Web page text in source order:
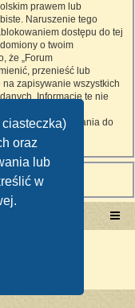
oraz
lub
w
prawem lub
Naruszenie tego
dostępu do tej
o twoim
że „Forum
przenieść lub
zapisywanie wszystkich
Informacje te nie
za włamania do